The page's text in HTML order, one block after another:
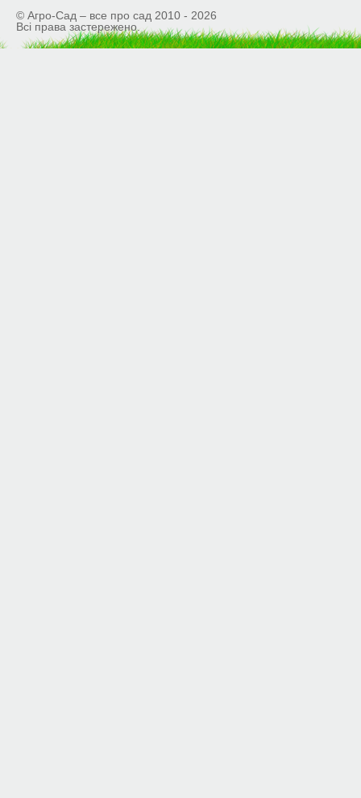
© Агро-Сад – все про сад 2010 - 2026
Всі права застережено.